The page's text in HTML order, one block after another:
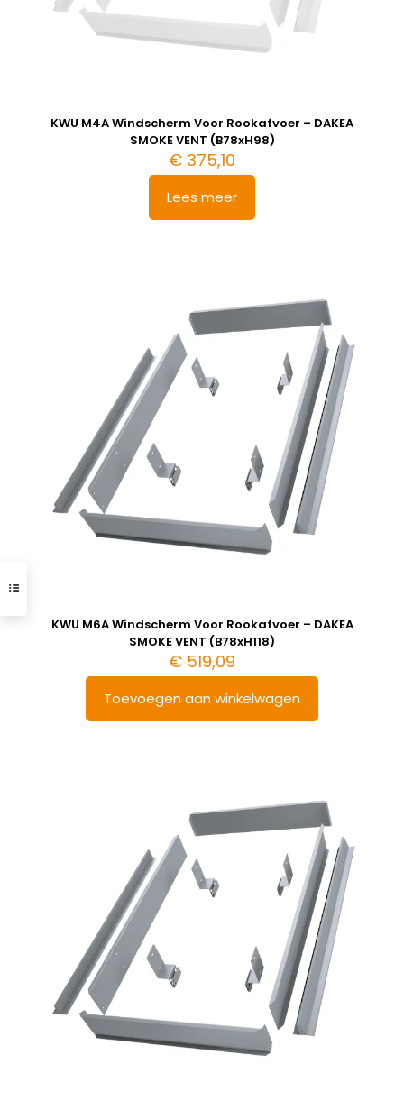
KWU M4A Windscherm Voor Rookafvoer – DAKEA
SMOKE VENT (B78xH98)
€ 375,10
Lees meer
KWU M6A Windscherm Voor Rookafvoer – DAKEA
SMOKE VENT (B78xH118)
€ 519,09
Toevoegen aan winkelwagen